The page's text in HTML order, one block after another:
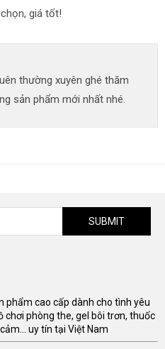
giá tốt!
thường xuyên ghé thăm
sản phẩm mới nhất nhé.
SUBMIT
phẩm cao cấp dành cho tình yêu
chơi phòng the, gel bôi trơn, thuốc
uy tín tại Việt Nam